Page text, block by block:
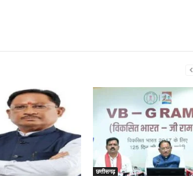
छत्तीसगढ़